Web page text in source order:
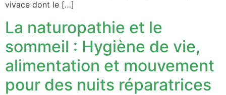
vivace dont le […]
La naturopathie et le
sommeil : Hygiène de vie,
alimentation et mouvement
pour des nuits réparatrices